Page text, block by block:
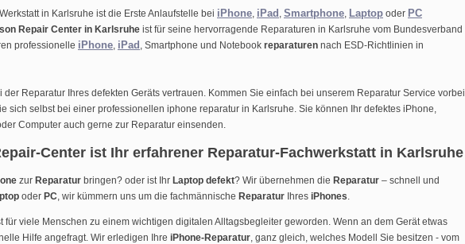
in Karlsruhe ist die Erste Anlaufstelle bei iPhone, iPad , Smartphone, Laptop oder PC
Repair Center in Karlsruhe ist für seine hervorragende Reparaturen in Karlsruhe vom Bundesverband
professionelle iPhone, iPad , Smartphone und Notebook reparaturen nach ESD-Richtlinien in
der Reparatur Ihres defekten Geräts vertrauen. Kommen Sie einfach bei unserem Reparatur Service vorbei
sich selbst bei einer professionellen iphone reparatur in Karlsruhe. Sie können Ihr defektes iPhone,
Computer auch gerne zur Reparatur einsenden.
Center ist Ihr erfahrener Reparatur-Fachwerkstatt in Karlsruhe
zur Reparatur bringen? oder ist Ihr Laptop defekt? Wir übernehmen die Reparatur – schnell und
oder PC, wir kümmern uns um die fachmännische Reparatur Ihres iPhones.
für viele Menschen zu einem wichtigen digitalen Alltagsbegleiter geworden. Wenn an dem Gerät etwas
Hilfe angefragt. Wir erledigen Ihre iPhone-Reparatur, ganz gleich, welches Modell Sie besitzen - vom